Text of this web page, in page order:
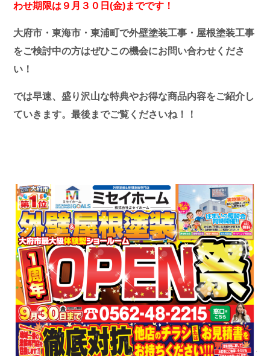
わせ期限は９月３０日(金)までです！
大府市・東海市・東浦町で外壁塗装工事・屋根塗装工事
をご検討中の方はぜひこの機会にお問い合わせくださ
い！
では早速、盛り沢山な特典やお得な商品内容をご紹介し
ていきます。最後までご覧くださいね！！